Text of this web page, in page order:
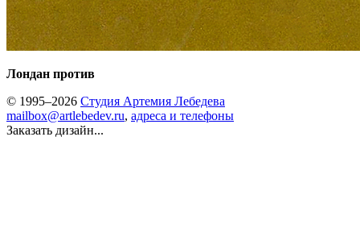
Лондан против
© 1995–2026 Студия Артемия Лебедева
mailbox@artlebedev.ru, адреса и телефоны
Заказать дизайн...